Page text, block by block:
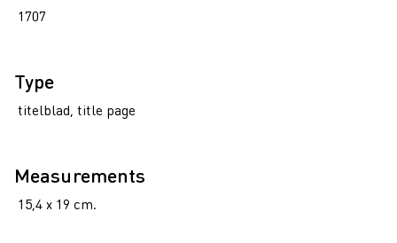
1707
Type
titelblad, title page
Measurements
15,4 x 19 cm.